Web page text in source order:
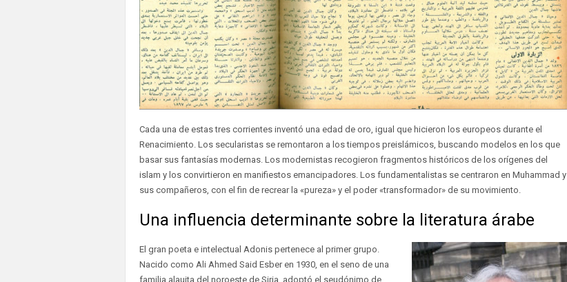
Cada una de estas tres corrientes inventó una edad de oro, igual que hicieron los europeos durante el
Renacimiento. Los secularistas se remontaron a los tiempos preislámicos, buscando modelos en los que
basar sus fantasías modernas. Los modernistas recogieron fragmentos históricos de los orígenes del
islam y los convirtieron en manifiestos emancipadores. Los fundamentalistas se centraron en Muhammad y
sus compañeros, con el fin de recrear la «pureza» y el poder «transformador» de su movimiento.
Una influencia determinante sobre la literatura árabe
El gran poeta e intelectual Adonis pertenece al primer grupo.
Nacido como Ali Ahmed Said Esber en 1930, en el seno de una
familia alauita del noroeste de Siria, adoptó el seudónimo de